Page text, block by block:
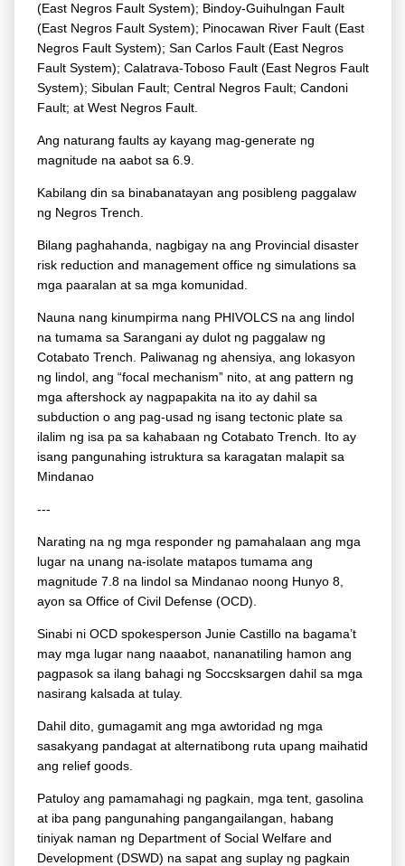
(East Negros Fault System); Bindoy-Guihulngan Fault
(East Negros Fault System); Pinocawan River Fault (East
Negros Fault System); San Carlos Fault (East Negros
Fault System); Calatrava-Toboso Fault (East Negros Fault
System); Sibulan Fault; Central Negros Fault; Candoni
Fault; at West Negros Fault.
Ang naturang faults ay kayang mag-generate ng
magnitude na aabot sa 6.9.
Kabilang din sa binabanatayan ang posibleng paggalaw
ng Negros Trench.
Bilang paghahanda, nagbigay na ang Provincial disaster
risk reduction and management office ng simulations sa
mga paaralan at sa mga komunidad.
Nauna nang kinumpirma nang PHIVOLCS na ang lindol
na tumama sa Sarangani ay dulot ng paggalaw ng
Cotabato Trench. Paliwanag ng ahensiya, ang lokasyon
ng lindol, ang “focal mechanism” nito, at ang pattern ng
mga aftershock ay nagpapakita na ito ay dahil sa
subduction o ang pag-usad ng isang tectonic plate sa
ilalim ng isa pa sa kahabaan ng Cotabato Trench. Ito ay
isang pangunahing istruktura sa karagatan malapit sa
Mindanao
---
Narating na ng mga responder ng pamahalaan ang mga
lugar na unang na-isolate matapos tumama ang
magnitude 7.8 na lindol sa Mindanao noong Hunyo 8,
ayon sa Office of Civil Defense (OCD).
Sinabi ni OCD spokesperson Junie Castillo na bagama’t
may mga lugar nang naaabot, nananatiling hamon ang
pagpasok sa ilang bahagi ng Soccsksargen dahil sa mga
nasirang kalsada at tulay.
Dahil dito, gumagamit ang mga awtoridad ng mga
sasakyang pandagat at alternatibong ruta upang maihatid
ang relief goods.
Patuloy ang pamamahagi ng pagkain, mga tent, gasolina
at iba pang pangunahing pangangailangan, habang
tiniyak naman ng Department of Social Welfare and
Development (DSWD) na sapat ang suplay ng pagkain